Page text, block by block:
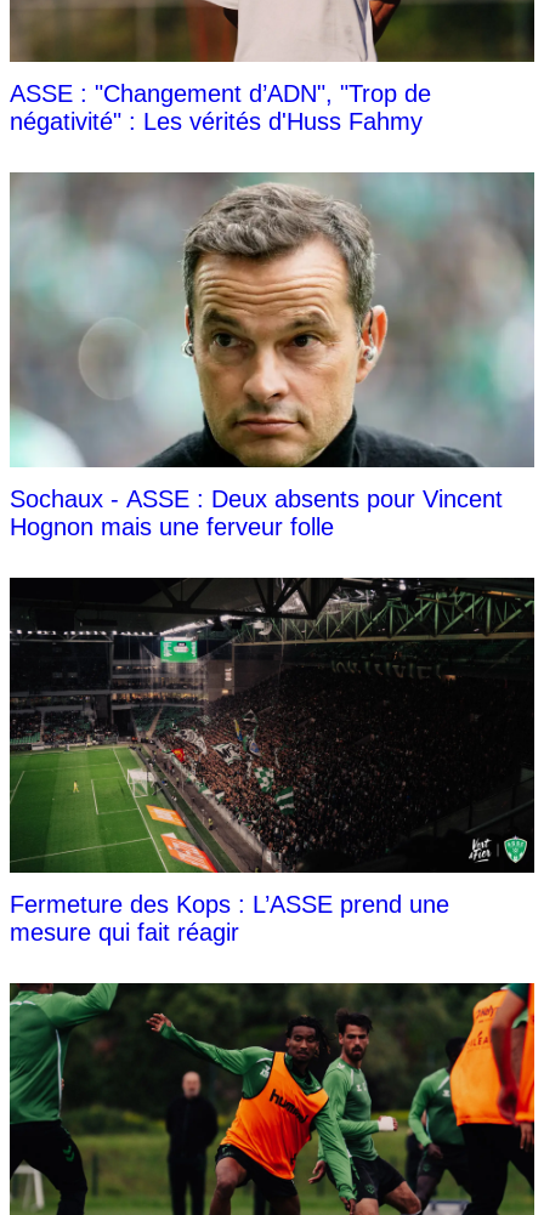
ASSE : "Changement d’ADN", "Trop de
négativité" : Les vérités d'Huss Fahmy
Sochaux - ASSE : Deux absents pour Vincent
Hognon mais une ferveur folle
Fermeture des Kops : L’ASSE prend une
mesure qui fait réagir